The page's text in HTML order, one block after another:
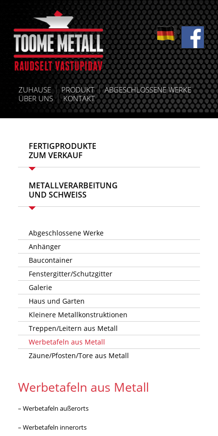
ZUHAUSE PRODUKT
ABGESCHLOSSENE WERKE
ÜBER UNS
KONTAKT
FERTIGPRODUKTE
ZUM VERKAUF
METALLVERARBEITUNG
UND SCHWEISS
Abgeschlossene Werke
Anhänger
Baucontainer
Fenstergitter/Schutzgitter
Galerie
Haus und Garten
Kleinere Metallkonstruktionen
Treppen/Leitern aus Metall
Werbetafeln aus Metall
Zäune/Pfosten/Tore aus Metall
Werbetafeln aus Metall
– Werbetafeln außerorts
– Werbetafeln innerorts